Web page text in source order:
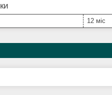
12 міс